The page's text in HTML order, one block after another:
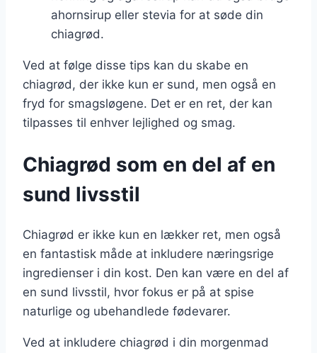
ahornsirup eller stevia for at søde din
chiagrød.
Ved at følge disse tips kan du skabe en
chiagrød, der ikke kun er sund, men også en
fryd for smagsløgene. Det er en ret, der kan
tilpasses til enhver lejlighed og smag.
Chiagrød som en del af en
sund livsstil
Chiagrød er ikke kun en lækker ret, men også
en fantastisk måde at inkludere næringsrige
ingredienser i din kost. Den kan være en del af
en sund livsstil, hvor fokus er på at spise
naturlige og ubehandlede fødevarer.
Ved at inkludere chiagrød i din morgenmad